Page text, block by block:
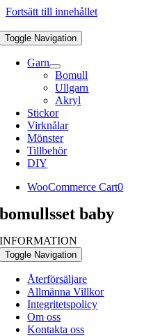
Fortsätt till innehållet
Toggle Navigation
Garn
Bomull
Ullgarn
Akryl
Stickor
Virknålar
Mönster
Tillbehör
DIY
WooCommerce Cart0
bomullsset baby
INFORMATION
Toggle Navigation
Återförsäljare
Allmänna Villkor
Integritetspolicy
Om oss
Kontakta oss